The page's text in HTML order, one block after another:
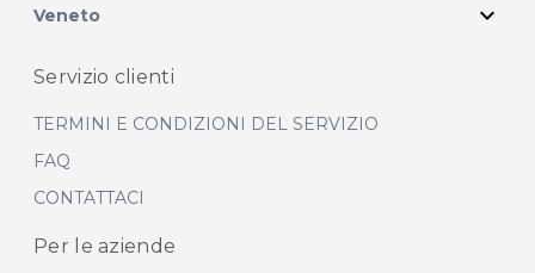
Veneto expand_more
Servizio clienti
TERMINI E CONDIZIONI DEL SERVIZIO
FAQ
CONTATTACI
Per le aziende